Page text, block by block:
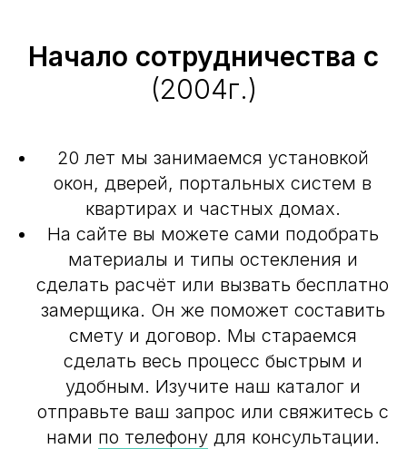
Начало сотрудничества с
(2004г.)
20 лет мы занимаемся установкой
окон, дверей, портальных систем в
квартирах и частных домах.
На сайте вы можете сами подобрать
материалы и типы остекления и
сделать расчёт или вызвать бесплатно
замерщика. Он же поможет составить
смету и договор. Мы стараемся
сделать весь процесс быстрым и
удобным. Изучите наш каталог и
отправьте ваш запрос или свяжитесь с
нами по телефонудля консультации.